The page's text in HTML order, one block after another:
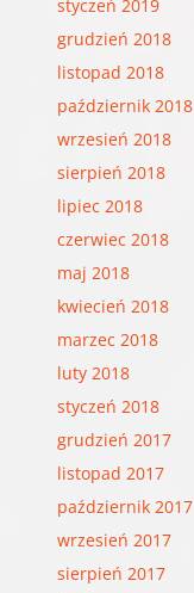
styczeń 2019
grudzień 2018
listopad 2018
październik 2018
wrzesień 2018
sierpień 2018
lipiec 2018
czerwiec 2018
maj 2018
kwiecień 2018
marzec 2018
luty 2018
styczeń 2018
grudzień 2017
listopad 2017
październik 2017
wrzesień 2017
sierpień 2017